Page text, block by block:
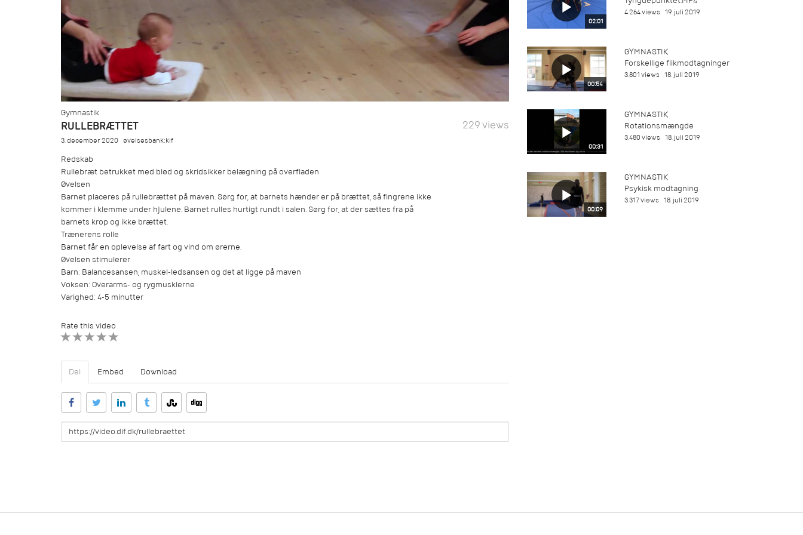
Gymnastik
RULLEBRÆTTET 229 views
3. december 2020 øvelsesbank:kif
Redskab
Rullebræt betrukket med blød og skridsikker belægning på overfladen
Øvelsen
Barnet placeres på rullebrættet på maven. Sørg for, at barnets hænder er på brættet, så fingrene ikke
kommer i klemme under hjulene. Barnet rulles hurtigt rundt i salen. Sørg for, at der sættes fra på
barnets krop og ikke brættet.
Trænerens rolle
Barnet får en oplevelse af fart og vind om ørerne.
Øvelsen stimulerer
Barn: Balancesansen, muskel-ledsansen og det at ligge på maven
Voksen: Overarms- og rygmusklerne
Varighed: 4-5 minutter
Rate this video
Del Embed Download
URL
to
02:01
4.264 views 19. juli 2019
00:54
GYMNASTIK
Forskellige flikmodtagninger
3.801 views 18. juli 2019
00:31
GYMNASTIK
Rotationsmængde
3.480 views 18. juli 2019
00:09
GYMNASTIK
Psykisk modtagning
3.317 views 18. juli 2019